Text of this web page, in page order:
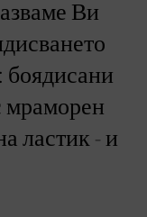
Ви
боядисани
мраморен
ластик - и